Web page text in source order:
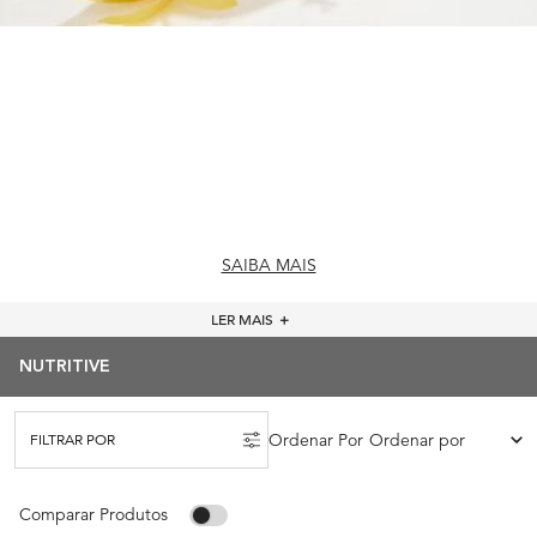
SAIBA MAIS
LER MAIS ＋
NUTRITIVE
FILTRAR POR
FILTERS MENU Ordenar Por
Comparar Produtos